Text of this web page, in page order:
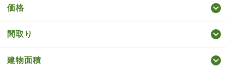
価格
間取り
建物面積